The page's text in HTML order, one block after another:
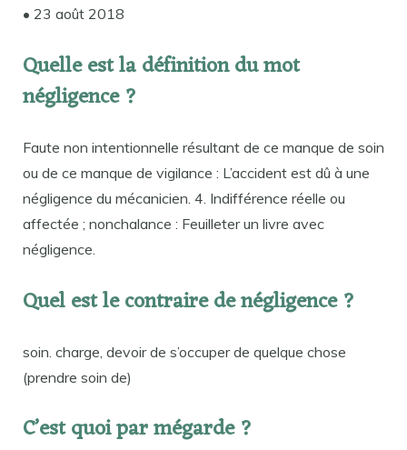
• 23 août 2018
Quelle est la définition du mot
négligence ?
Faute non intentionnelle résultant de ce manque de soin
ou de ce manque de vigilance : L’accident est dû à une
négligence du mécanicien. 4. Indifférence réelle ou
affectée ; nonchalance : Feuilleter un livre avec
négligence.
Quel est le contraire de négligence ?
soin. charge, devoir de s’occuper de quelque chose
(prendre soin de)
C’est quoi par mégarde ?